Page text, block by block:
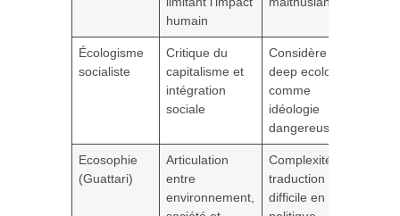
humain
Écologisme
socialiste
Critique du
capitalisme et
intégration
sociale
Considère la
deep ecology
comme
idéologie
dangereuse
Ecosophie
(Guattari)
Articulation
entre
environnement,
Complexité et
traduction
difficile en